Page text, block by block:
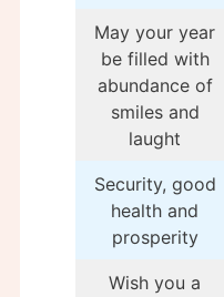
May your year
be filled with
abundance of
smiles and
laught
Security, good
health and
prosperity
Wish you a